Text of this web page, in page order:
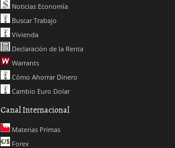
Noticias Economía
Buscar Trabajo
Vivienda
Declaración de la Renta
Warrants
Cómo Ahorrar Dinero
Cambio Euro Dolar
Canal Internacional
Materias Primas
Forex